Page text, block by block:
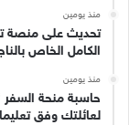
منذ يومين
تحديث على منصة
الكامل الخاص
منذ يومين
لعائلتك وفق